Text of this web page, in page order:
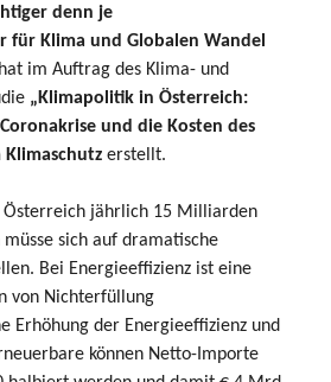
denn je
für Klima und Globalen Wandel
im Auftrag des Klima- und
„Klimapolitik in Österreich:
und die Kosten des
Klimaschutz erstellt.
Österreich jährlich 15 Milliarden
sich auf dramatische
Bei Energieeffizienz ist eine
von Nichterfüllung
Erhöhung der Energieeffizienz und
können Netto-Importe